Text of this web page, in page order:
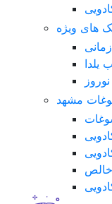
های ویژه
مشهد